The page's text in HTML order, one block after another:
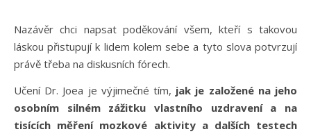
Nazávěr chci napsat poděkování všem, kteří s takovou
láskou přistupují k lidem kolem sebe a tyto slova potvrzují
právě třeba na diskusních fórech.
Učení Dr. Joea je výjimečné tím, jak je založené na jeho
osobním silném zážitku vlastního uzdravení a na
tisících měření mozkové aktivity a dalších testech